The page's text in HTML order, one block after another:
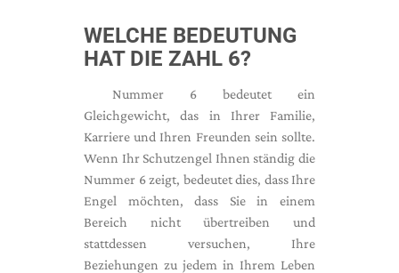
WELCHE BEDEUTUNG
HAT DIE ZAHL 6?
Nummer 6 bedeutet ein
Gleichgewicht, das in Ihrer Familie,
Karriere und Ihren Freunden sein sollte.
Wenn Ihr Schutzengel Ihnen ständig die
Nummer 6 zeigt, bedeutet dies, dass Ihre
Engel möchten, dass Sie in einem
Bereich nicht übertreiben und
stattdessen versuchen, Ihre
Beziehungen zu jedem in Ihrem Leben